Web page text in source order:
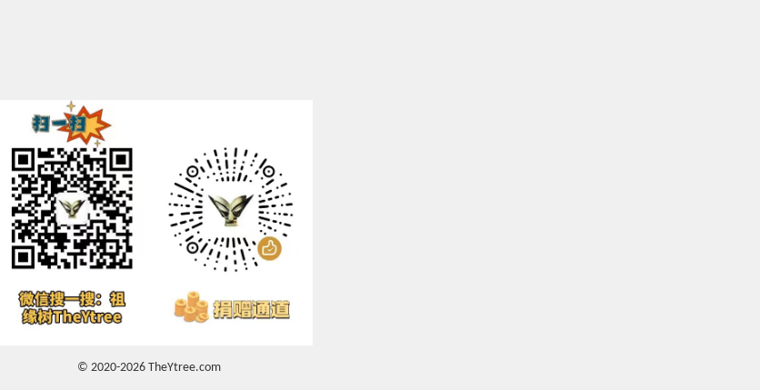
© 2020-2026 TheYtree.com